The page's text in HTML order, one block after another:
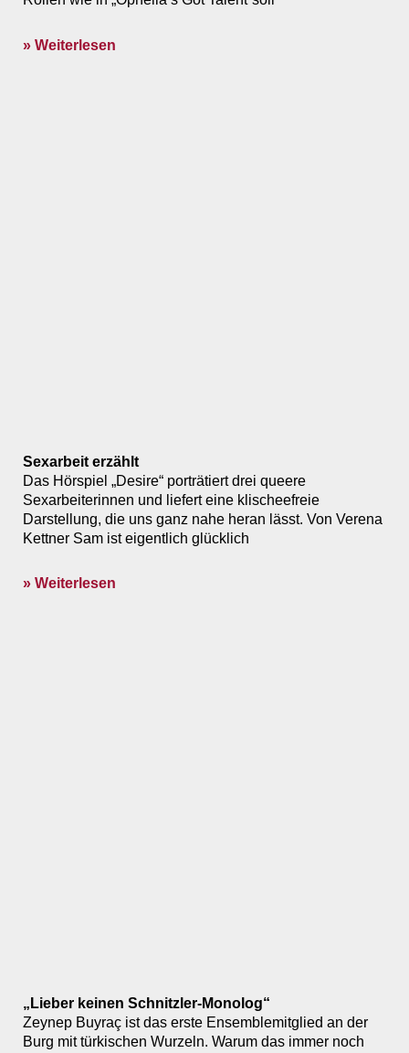
» Weiterlesen
Sexarbeit erzählt
Das Hörspiel „Desire“ porträtiert drei queere
Sexarbeiterinnen und liefert eine klischeefreie
Darstellung, die uns ganz nahe heran lässt. Von Verena
Kettner Sam ist eigentlich glücklich
» Weiterlesen
„Lieber keinen Schnitzler-Monolog“
Zeynep Buyraç ist das erste Ensemblemitglied an der
Burg mit türkischen Wurzeln. Warum das immer noch